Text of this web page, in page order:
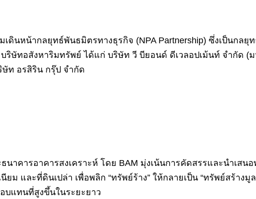
ดินหน้ากลยุทธ์พันธมิตรทางธุรกิจ (NPA Partnership) ซึ่งเป็นกล
ษัทอสังหาริมทรัพย์ ได้แก่ บริษัท วี บียอนด์ ดีเวลอปเม้นท์ จำกัด (
ท อรสิริน กรุ๊ป จำกัด
นาคารอาคารสงเคราะห์ โดย BAM มุ่งเน้นการคัดสรรและนำเส
และที่ดินเปล่า เพื่อพลิก “ทรัพย์ร้าง” ให้กลายเป็น “ทรัพย์สร้าง
บแทนที่สูงขึ้นในระยะยาว